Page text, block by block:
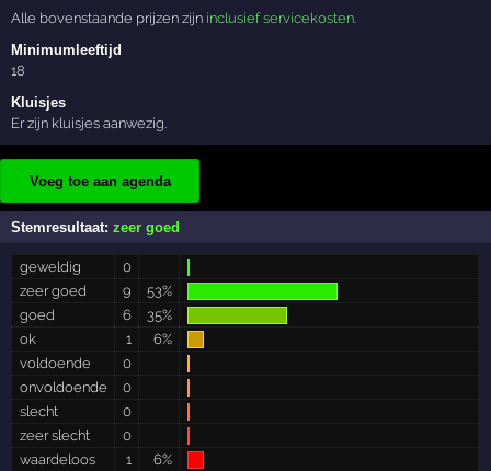
Alle bovenstaande prijzen zijn inclusief servicekosten
Minimumleeftijd
18
Kluisjes
Er zijn kluisjes aanwezig.
Voeg toe aan agenda
Stemresultaat:zeer goed
geweldig
0
zeer goed
9
53%
goed
6
35%
ok
1
6%
voldoende
0
onvoldoende
0
slecht
0
zeer slecht
0
waardeloos
1 6%